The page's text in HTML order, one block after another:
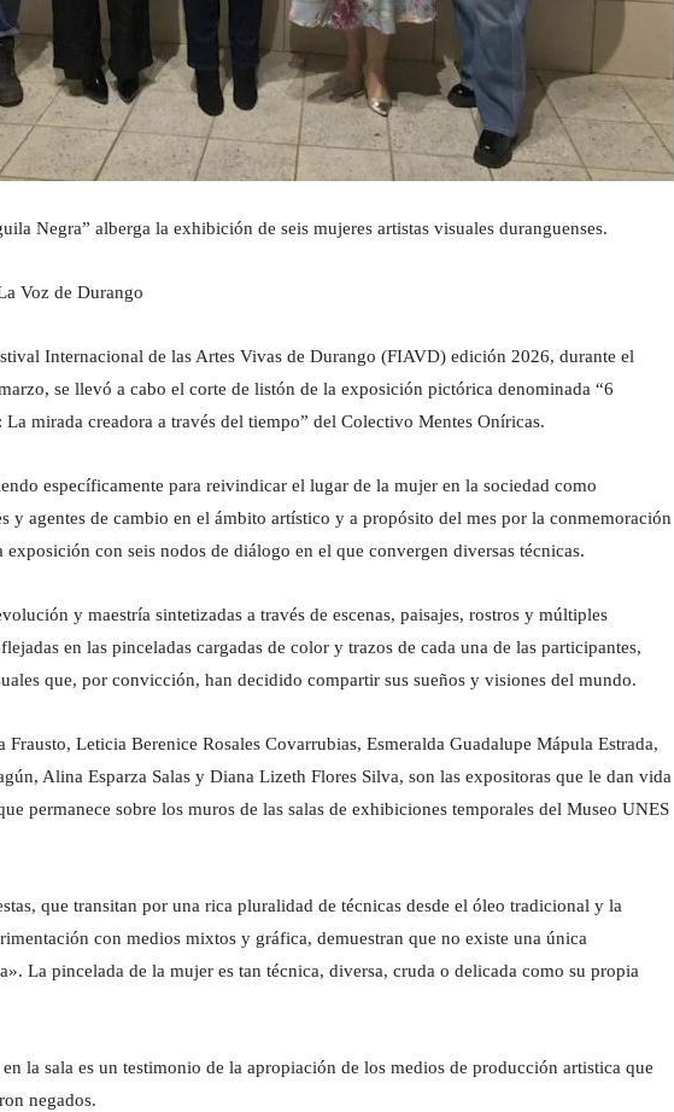
Negra” alberga la exhibición de seis mujeres artistas visuales duranguenses.
Voz de Durango
Internacional de las Artes Vivas de Durango (FIAVD) edición 2026, durante el
se llevó a cabo el corte de listón de la exposición pictórica denominada “6
La mirada creadora a través del tiempo” del Colectivo Mentes Oníricas.
específicamente para reivindicar el lugar de la mujer en la sociedad como
y agentes de cambio en el ámbito artístico y a propósito del mes por la conmemoración
exposición con seis nodos de diálogo en el que convergen diversas técnicas.
y maestría sintetizadas a través de escenas, paisajes, rostros y múltiples
en las pinceladas cargadas de color y trazos de cada una de las participantes,
que, por convicción, han decidido compartir sus sueños y visiones del mundo.
Frausto, Leticia Berenice Rosales Covarrubias, Esmeralda Guadalupe Mápula Estrada,
Alina Esparza Salas y Diana Lizeth Flores Silva, son las expositoras que le dan vida
permanece sobre los muros de las salas de exhibiciones temporales del Museo UNES
que transitan por una rica pluralidad de técnicas desde el óleo tradicional y la
con medios mixtos y gráfica, demuestran que no existe una única
La pincelada de la mujer es tan técnica, diversa, cruda o delicada como su propia
en la sala es un testimonio de la apropiación de los medios de producción artistica que
negados.